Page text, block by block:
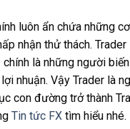
luôn ẩn chứa những
nhận thử thách. Trader
chính là những người
nhuận. Vậy Trader là
con đường trở thành
Tin tức FX tìm hiểu nhé.